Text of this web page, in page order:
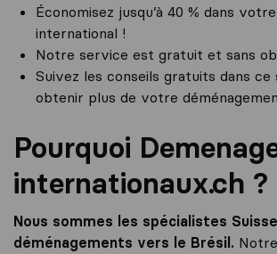
Économisez jusqu’à 40 % dans
international !
Notre service est gratuit et sans
Suivez les conseils gratuits dans ce
obtenir plus de votre
Pourquoi
internationaux.ch ?
Nous sommes les spécialistes
déménagements vers le Brésil.